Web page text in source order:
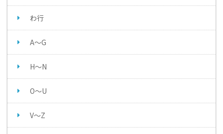
わ行
A～G
H～N
O～U
V～Z